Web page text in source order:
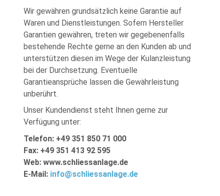
Wir gewähren grundsätzlich keine Garantie auf
Waren und Dienstleistungen. Sofern Hersteller
Garantien gewähren, treten wir gegebenenfalls
bestehende Rechte gerne an den Kunden ab und
unterstützen diesen im Wege der Kulanzleistung
bei der Durchsetzung. Eventuelle
Garantieansprüche lassen die Gewährleistung
unberührt.
Unser Kundendienst steht Ihnen gerne zur
Verfügung unter:
Telefon: +49 351 850 71 000
Fax: +49 351 413 92 595
Web: www.schliessanlage.de
E-Mail: info@schliessanlage.de